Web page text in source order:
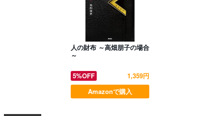
人の財布 ～高畑朋子の場合
～
5%OFF
1,359円
Amazonで購入